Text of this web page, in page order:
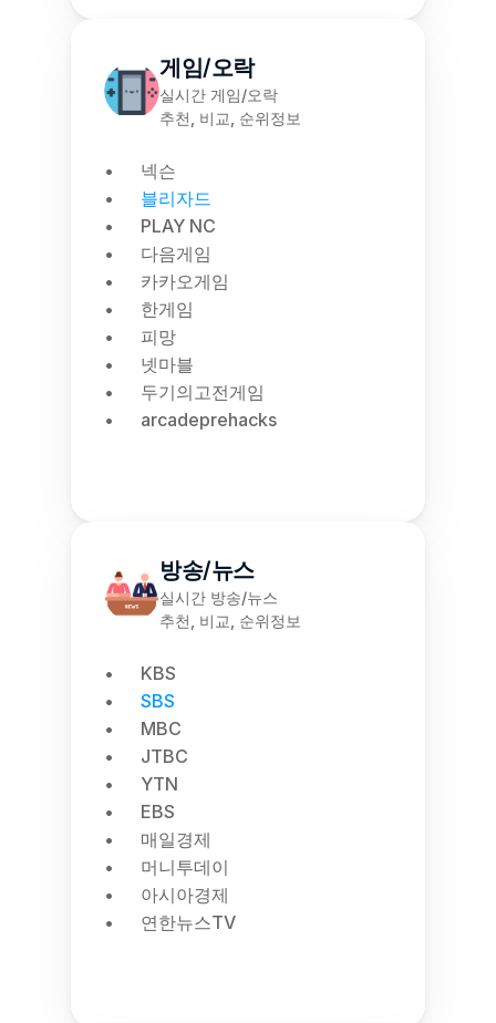
게임/오락
실시간 게임/오락
추천, 비교, 순위정보
넥슨
블리자드
PLAY NC
다음게임
카카오게임
한게임
피망
넷마블
두기의고전게임
arcadeprehacks
방송/뉴스
실시간 방송/뉴스
추천, 비교, 순위정보
KBS
SBS
MBC
JTBC
YTN
EBS
매일경제
머니투데이
아시아경제
연한뉴스TV